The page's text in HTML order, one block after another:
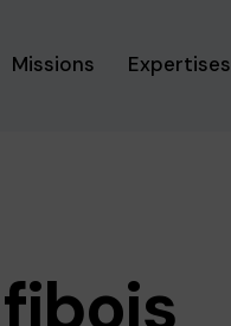
Missions Expertises